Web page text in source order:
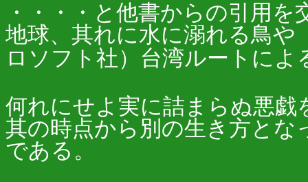
・・・・と他書からの引用
地球、其れに水に溺れる鳥や
ロソフト社）台湾ルートによ
何れにせよ実に詰まらぬ悪戯
其の時点から別の生き方と
である。